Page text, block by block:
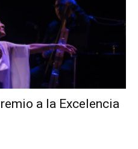
a la Excelencia